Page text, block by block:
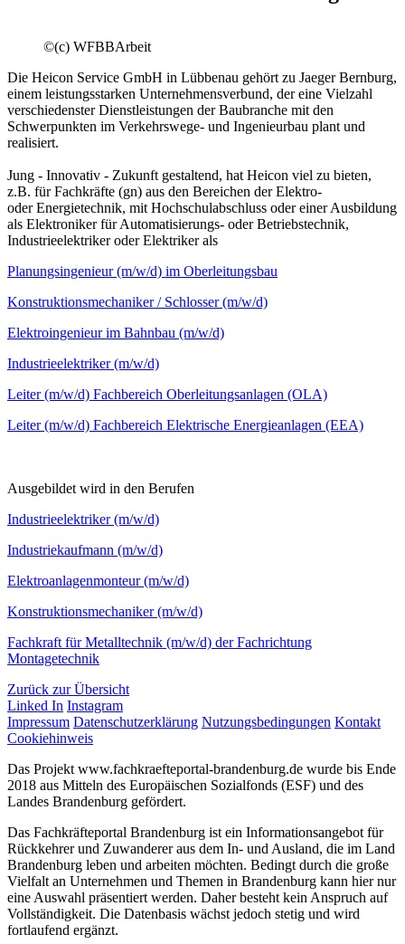
©(c) WFBBArbeit
Die Heicon Service GmbH in Lübbenau gehört zu Jaeger Bernburg,
einem leistungsstarken Unternehmensverbund, der eine Vielzahl
verschiedenster Dienstleistungen der Baubranche mit den
Schwerpunkten im Verkehrswege- und Ingenieurbau plant und
realisiert.
Jung - Innovativ - Zukunft gestaltend, hat Heicon viel zu bieten,
z.B. für Fachkräfte (gn) aus den Bereichen der Elektro-
oder Energietechnik, mit Hochschulabschluss oder einer Ausbildung
als Elektroniker für Automatisierungs- oder Betriebstechnik,
Industrieelektriker oder Elektriker als
Planungsingenieur (m/w/d) im Oberleitungsbau
Konstruktionsmechaniker / Schlosser (m/w/d)
Elektroingenieur im Bahnbau (m/w/d)
Industrieelektriker (m/w/d)
Leiter (m/w/d) Fachbereich Oberleitungsanlagen (OLA)
Leiter (m/w/d) Fachbereich Elektrische Energieanlagen (EEA)
Ausgebildet wird in den Berufen
Industrieelektriker (m/w/d)
Industriekaufmann (m/w/d)
Elektroanlagenmonteur (m/w/d)
Konstruktionsmechaniker (m/w/d)
Fachkraft für Metalltechnik (m/w/d) der Fachrichtung
Montagetechnik
Zurück zur Übersicht
Linked In Instagram
Impressum Datenschutzerklärung Nutzungsbedingungen Kontakt
Cookiehinweis
Das Projekt www.fachkraefteportal-brandenburg.de wurde bis Ende
2018 aus Mitteln des Europäischen Sozialfonds (ESF) und des
Landes Brandenburg gefördert.
Das Fachkräfteportal Brandenburg ist ein Informationsangebot für
Rückkehrer und Zuwanderer aus dem In- und Ausland, die im Land
Brandenburg leben und arbeiten möchten. Bedingt durch die große
Vielfalt an Unternehmen und Themen in Brandenburg kann hier nur
eine Auswahl präsentiert werden. Daher besteht kein Anspruch auf
Vollständigkeit. Die Datenbasis wächst jedoch stetig und wird
fortlaufend ergänzt.